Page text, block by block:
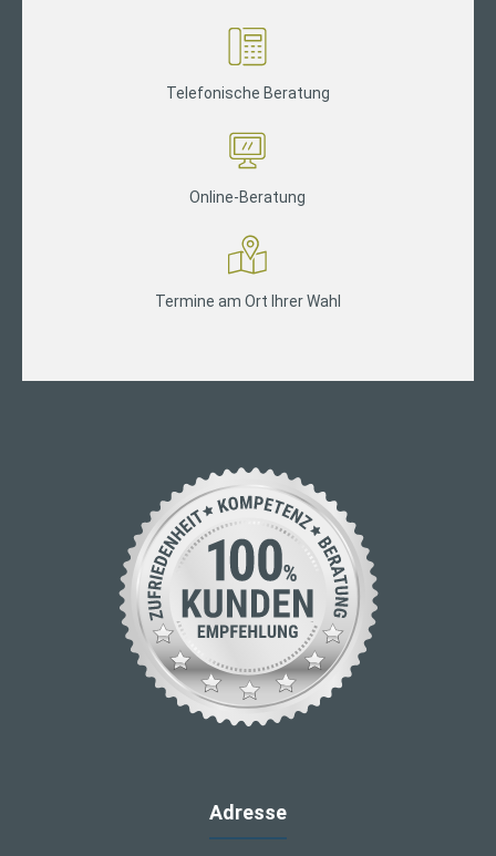
Telefonische Beratung
Online-Beratung
Termine am Ort Ihrer Wahl
Adresse